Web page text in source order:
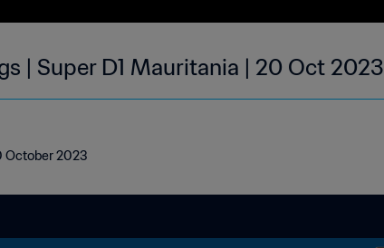
| Super D1 Mauritania | 20 Oct 2023
October 2023